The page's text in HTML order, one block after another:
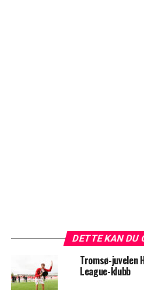
DETTE KAN DU
Tromsø-
League-klubb